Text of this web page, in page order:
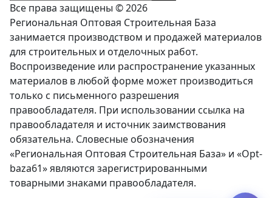
Все права защищены © 2026
Региональная Оптовая Строительная База
занимается производством и продажей материалов
для строительных и отделочных работ.
Воспроизведение или распространение указанных
материалов в любой форме может производиться
только с письменного разрешения
правообладателя. При использовании ссылка на
правообладателя и источник заимствования
обязательна. Словесные обозначения
«Региональная Оптовая Строительная База» и «Opt-
baza61» являются зарегистрированными
товарными знаками правообладателя.